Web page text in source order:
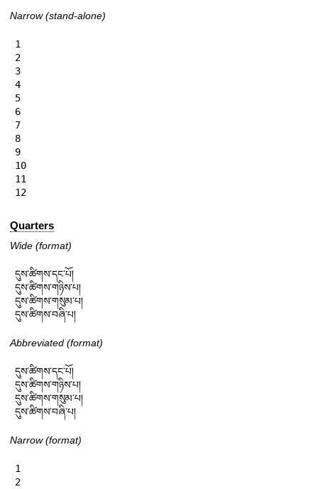
Narrow (stand-alone)
1
2
3
4
5
6
7
8
9
10
11
12
Quarters
Wide (format)
དུས་ཚིགས་དང་པོ།
དུས་ཚིགས་གཉིས་པ།
དུས་ཚིགས་གསུམ་པ།
དུས་ཚིགས་བཞི་པ།
Abbreviated (format)
དུས་ཚིགས་དང་པོ།
དུས་ཚིགས་གཉིས་པ།
དུས་ཚིགས་གསུམ་པ།
དུས་ཚིགས་བཞི་པ།
Narrow (format)
1
2